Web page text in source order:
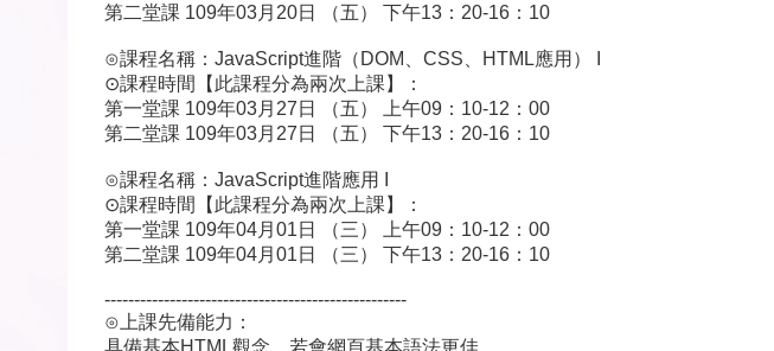
第二堂課 109年03月20日 （五） 下午13：20-16：10
⊙課程名稱：JavaScript進階（DOM、CSS、HTML應用） I
⊙課程時間【此課程分為兩次上課】：
第一堂課 109年03月27日 （五） 上午09：10-12：00
第二堂課 109年03月27日 （五） 下午13：20-16：10
⊙課程名稱：JavaScript進階應用 I
⊙課程時間【此課程分為兩次上課】：
第一堂課 109年04月01日 （三） 上午09：10-12：00
第二堂課 109年04月01日 （三） 下午13：20-16：10
---------------------------------------------------
⊙上課先備能力：
具備基本HTML觀念，若會網頁基本語法更佳。